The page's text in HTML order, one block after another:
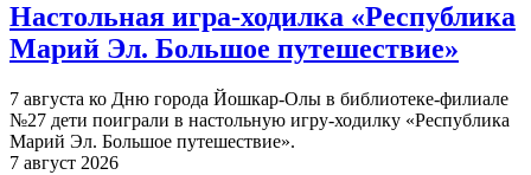
Настольная игра-ходилка «Республика
Марий Эл. Большое путешествие»
7 августа ко Дню города Йошкар-Олы в библиотеке-филиале
№27 дети поиграли в настольную игру-ходилку «Республика
Марий Эл. Большое путешествие».
7 август 2026